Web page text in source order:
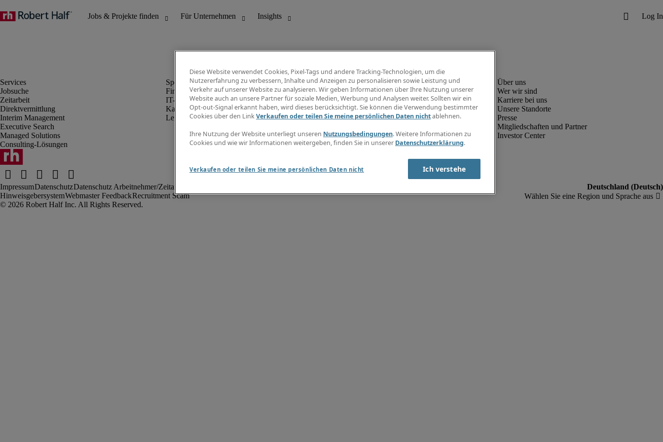
Jobsuche
Zeitarbeit
Direktvermittlung
Interim Management
Executive Search
Managed Solutions
Consulting-Lösungen
Finanz- & Rechnungswesen
IT-Bereich
Kaufmännischer Bereich
Legal
Info Center
Jobübersicht
Gehaltsübersicht
E-Learning
Wer wir sind
Karriere bei uns
Unsere Standorte
Presse
Mitgliedschaften und Partner
Investor Center
ImpressumDatenschutzDatenschutz Arbeitnehmer/Zeitarbeitskräfte
HinweisgebersystemWebmaster FeedbackRecruitment Scam
Diese Website verwendet Cookies, Pixel-Tags und andere Tracking-Technologien, um die
Nutzererfahrung zu verbessern, Inhalte und Anzeigen zu personalisieren sowie Leistung und
Verkehr auf unserer Website zu analysieren. Wir geben Informationen über Ihre Nutzung unserer
Website auch an unsere Partner für soziale Medien, Werbung und Analysen weiter. Sollten wir ein
Opt-out-Signal erkannt haben, wird dieses berücksichtigt. Sie können die Verwendung bestimmter
Cookies über den LinkVerkaufen oder teilen Sie meine persönlichen Daten nichtablehnen.
Ihre Nutzung der Website unterliegt unseren Nutzungsbedingungen. Weitere Informationen zu
Cookies und wie wir Informationen weitergeben, finden Sie in unserer Datenschutzerklärung.
Verkaufen oder teilen Sie meine persönlichen Daten nicht Ich verstehe